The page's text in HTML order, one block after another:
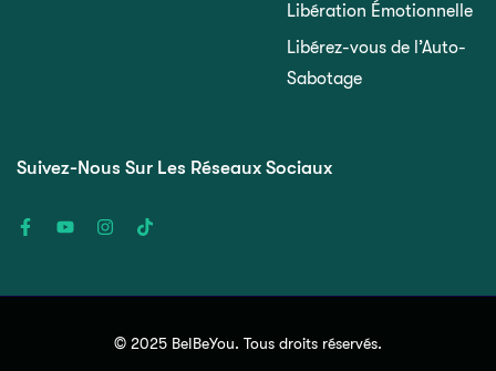
Libération Émotionnelle
Libérez-vous de l’Auto-
Sabotage
Suivez-Nous Sur Les Réseaux Sociaux
© 2025 BeIBeYou. Tous droits réservés.